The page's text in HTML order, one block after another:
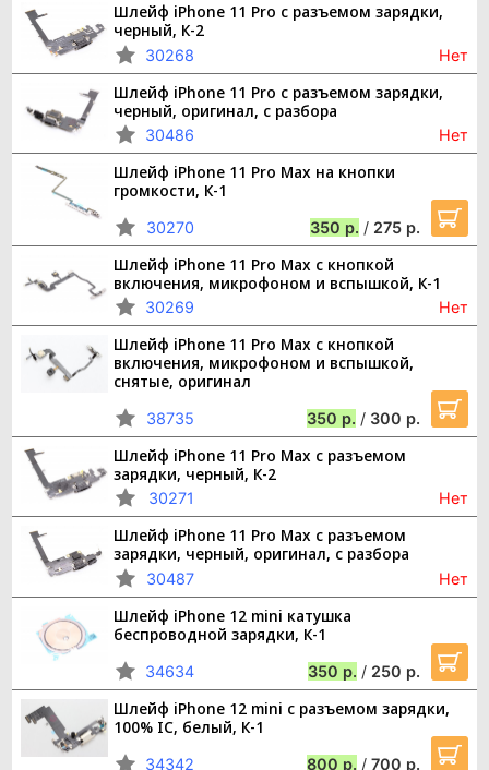
Шлейф iPhone 11 Pro с разъемом зарядки,
черный, К-2
30268 Нет
Шлейф iPhone 11 Pro с разъемом зарядки,
черный, оригинал, с разбора
30486 Нет
Шлейф iPhone 11 Pro Max на кнопки
громкости, К-1
30270 350 / 275
Шлейф iPhone 11 Pro Max с кнопкой
включения, микрофоном и вспышкой, К-1
30269 Нет
Шлейф iPhone 11 Pro Max с кнопкой
включения, микрофоном и вспышкой,
снятые, оригинал
38735 350 / 300
Шлейф iPhone 11 Pro Max с разъемом
зарядки, черный, К-2
30271 Нет
Шлейф iPhone 11 Pro Max с разъемом
зарядки, черный, оригинал, с разбора
30487 Нет
Шлейф iPhone 12 mini катушка
беспроводной зарядки, К-1
34634 350 / 250
Шлейф iPhone 12 mini с разъемом зарядки,
100% IC, белый, К-1
34342 800 / 700